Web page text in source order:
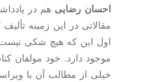
احسان رضایی هم در
مقالاتی در این زمینه
اول این كه هیچ شكی
موجود دارد. خود مولفان